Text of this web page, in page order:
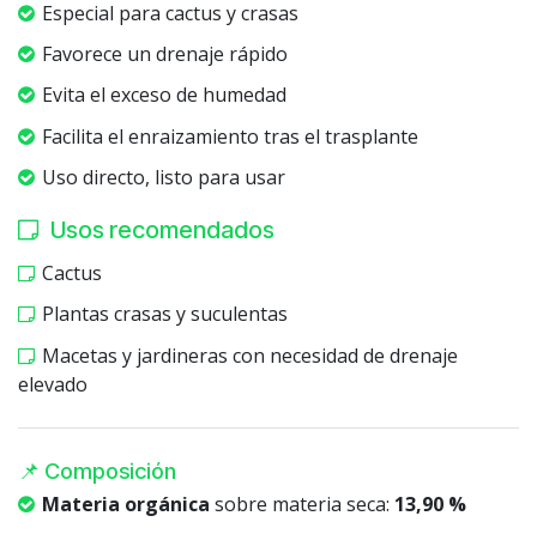
Especial para cactus y crasas
Favorece un drenaje rápido
Evita el exceso de humedad
Facilita el enraizamiento tras el trasplante
Uso directo, listo para usar
Usos recomendados
Cactus
Plantas crasas y suculentas
Macetas y jardineras con necesidad de drenaje
elevado
📌 Composición
Materia orgánica sobre materia seca: 13,90 %